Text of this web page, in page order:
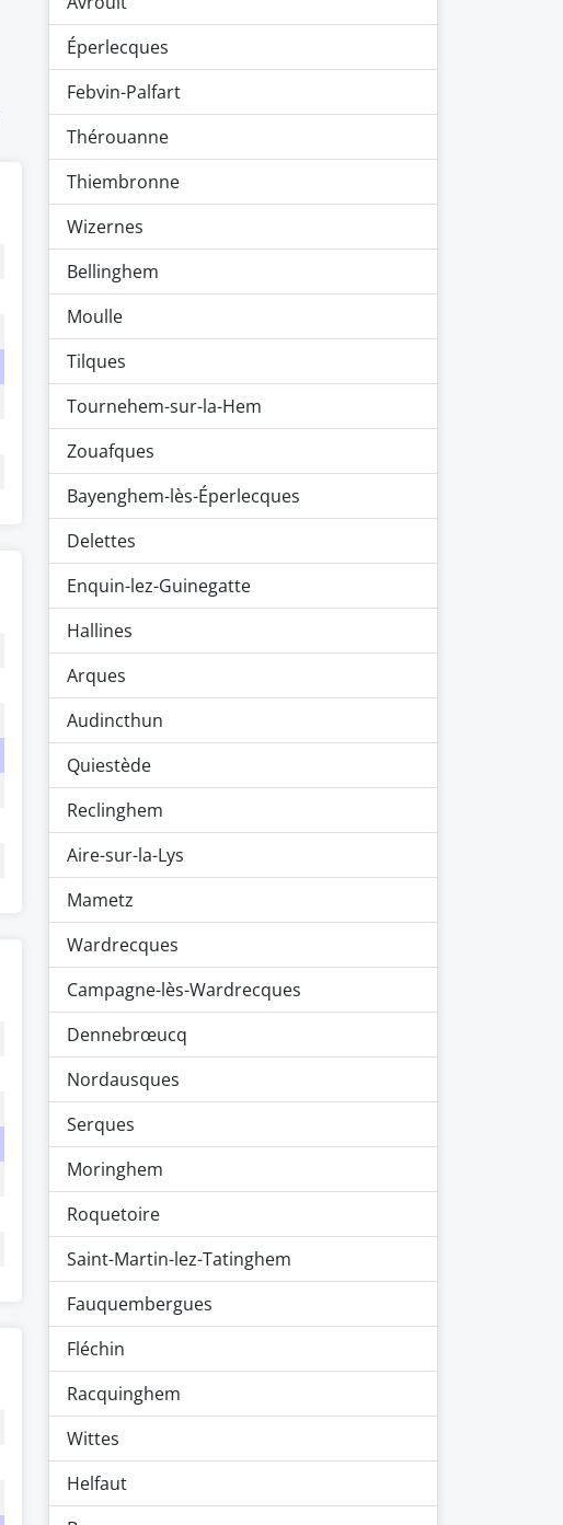
Éperlecques
Febvin-Palfart
Thérouanne
Thiembronne
Wizernes
Bellinghem
Moulle
Tilques
Tournehem-sur-la-Hem
Zouafques
Bayenghem-lès-Éperlecques
Delettes
Enquin-lez-Guinegatte
Hallines
Arques
Audincthun
Quiestède
Reclinghem
Aire-sur-la-Lys
Mametz
Wardrecques
Campagne-lès-Wardrecques
Dennebrœucq
Nordausques
Serques
Moringhem
Roquetoire
Saint-Martin-lez-Tatinghem
Fauquembergues
Fléchin
Racquinghem
Wittes
Helfaut